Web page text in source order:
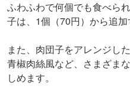
ふわふわで何個でも食べら
子は、1個（70円）から追加
また、肉団子をアレンジし
青椒肉絲風など、さまざま
しめます。